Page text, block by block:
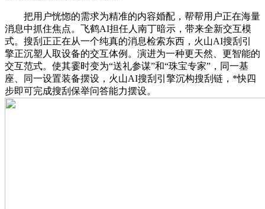
把用户恍惚的需求为精准的内容婚配，帮帮用户正在海量
消息中抓住焦点。飞鹤AI担任人南丁暗示，带来全新交互模
式。搜刮正正在从一个纯真的消息检索东西，火山AI搜刮引
擎正沉塑人取设备的交互体例。演进为一种更天然、更智能的
交互范式。使其霎时变为“送礼参谋”和“珠宝专家”，同一基
座、同一设置装备摆设，火山AI搜刮引擎沉构搜刮链，*快四
步即可完成搜刮保举问答能力摆设。